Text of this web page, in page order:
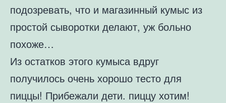
подозревать, что и магазинный кумыс из
простой сыворотки делают, уж больно
похоже…
Из остатков этого кумыса вдруг
получилось очень хорошо тесто для
пиццы! Прибежали дети. пиццу хотим!